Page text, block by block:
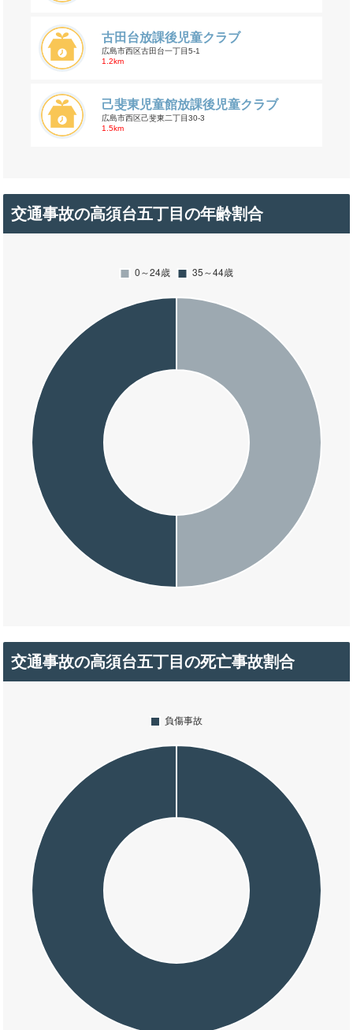
古田台放課後児童クラブ
広島市西区古田台一丁目5-1
1.2km
己斐東児童館放課後児童クラブ
広島市西区己斐東二丁目30-3
1.5km
交通事故の高須台五丁目の年齢割合
交通事故の高須台五丁目の死亡事故割合